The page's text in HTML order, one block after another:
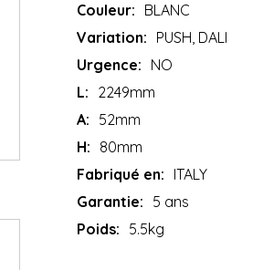
Couleur: BLANC
Variation: PUSH, DALI
Urgence: NO
L: 2249mm
A: 52mm
H: 80mm
Fabriqué en: ITALY
Garantie: 5 ans
Poids: 5.5kg